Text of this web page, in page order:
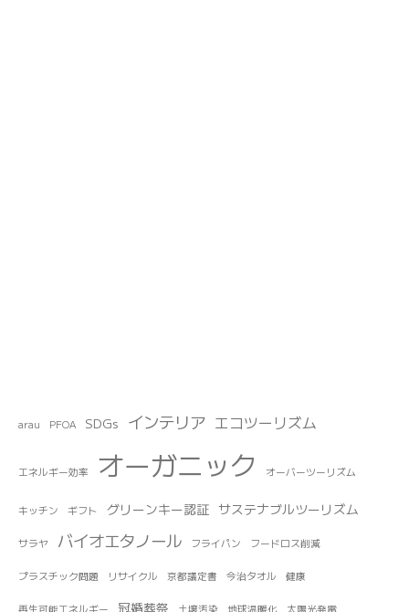
arau PFOA SDGs インテリア エコツーリズム
エネルギー効率 オーガニック オーバーツーリズム
キッチン ギフト グリーンキー認証 サステナブルツーリズム
サラヤ バイオエタノール フライパン フードロス削減
プラスチック問題 リサイクル 京都議定書 今治タオル 健康
再生可能エネルギー 冠婚葬祭 土壌汚染 地球温暖化 太陽光発電